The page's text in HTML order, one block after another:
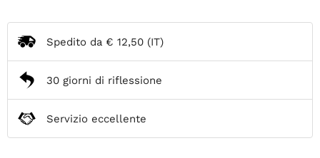
Spedito da € 12,50 (IT)
30 giorni di riflessione
Servizio eccellente